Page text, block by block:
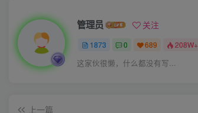
管理员 关注
1873 0 689 208W+
这家伙很懒，什么都没有写...
上一篇